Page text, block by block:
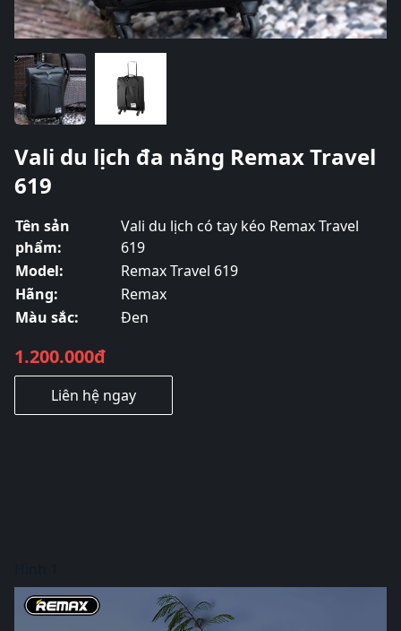
Vali du lịch đa năng Remax Travel
619
Tên sản
phẩm:
Vali du lịch có tay kéo Remax Travel
619
Model:
Remax Travel 619
Hãng:
Remax
Màu sắc:
Đen
1.200.000đ
Liên hệ ngay